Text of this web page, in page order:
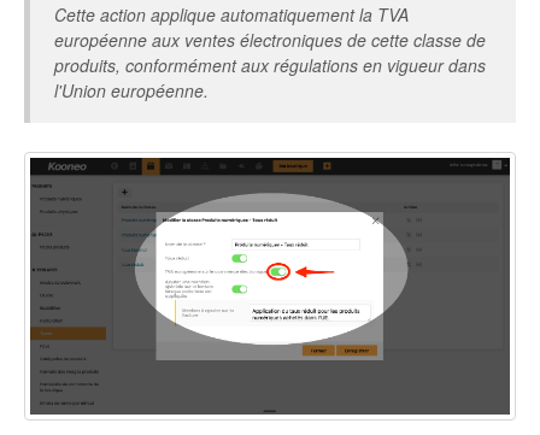
Cette action applique automatiquement la TVA
européenne aux ventes électroniques de cette classe de
produits, conformément aux régulations en vigueur dans
l'Union européenne.